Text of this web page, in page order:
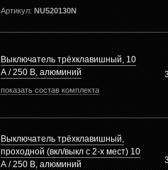
Артикул: NU520130N
Выключатель трёхклавишный, 10
А / 250 В, алюминий
показать состав комплекта
Выключатель трёхклавишный,
проходной (вкл/выкл с 2-х мест) 10
А / 250 В, алюминий